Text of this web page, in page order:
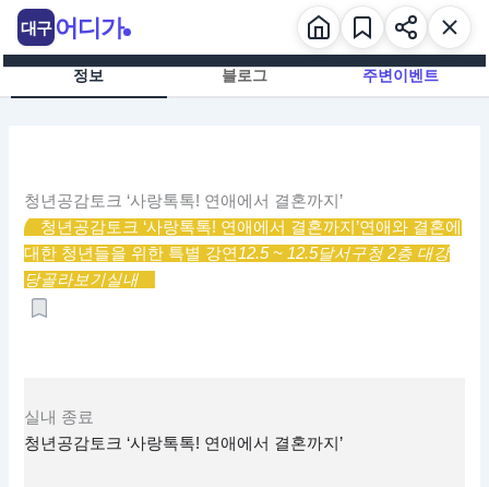
츠
정보 블로그 주변이벤트
청년공감토크 ‘사랑톡톡! 연애에서 결혼까지’
청년공감토크 ‘사랑톡톡! 연애에서 결혼까지’연애와 결혼에
대한 청년들을 위한 특별 강연12.5 ~ 12.5달서구청 2층 대강
당골라보기실내
실내 종료
청년공감토크 ‘사랑톡톡! 연애에서 결혼까지’
대구 어디가